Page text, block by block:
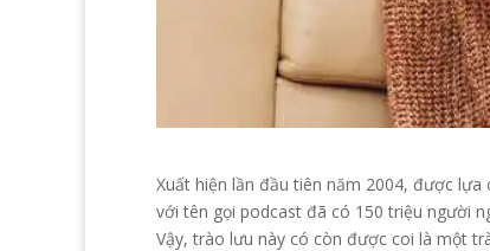
Xuất hiện lần đầu tiên năm 2004, được
với tên gọi podcast đã có 150 triệu người
Vậy, trào lưu này có còn được coi là một